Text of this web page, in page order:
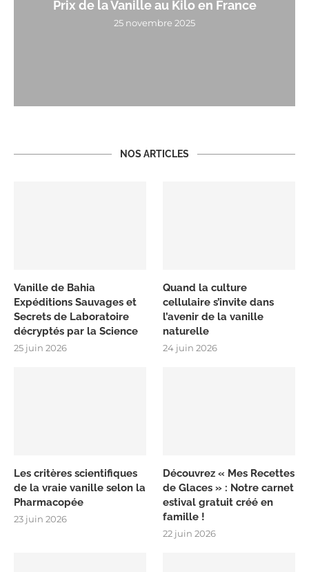
Prix de la Vanille au Kilo en France
25 novembre 2025
NOS ARTICLES
Vanille de Bahia
Expéditions Sauvages et
Secrets de Laboratoire
décryptés par la Science
25 juin 2026
Quand la culture
cellulaire s’invite dans
l’avenir de la vanille
naturelle
24 juin 2026
Les critères scientifiques
de la vraie vanille selon la
Pharmacopée
23 juin 2026
Découvrez « Mes Recettes
de Glaces » : Notre carnet
estival gratuit créé en
famille !
22 juin 2026